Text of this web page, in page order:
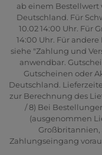
ab einem Bestellwert
Deutschland. Für
10.02 14:00 Uhr. Für
14:00 Uhr. Für
siehe "Zahlung und
anwendbar.
Gutscheinen oder
Deutschland.
zur Berechnung des
/ 8) Bei
(ausgenommen
Großbritannien,
Zahlungseingang